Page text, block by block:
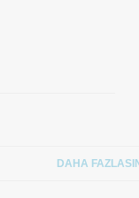
DAHA